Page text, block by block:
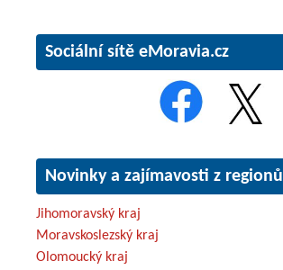
Sociální sítě eMoravia.cz
Novinky a zajímavosti z regionů
Jihomoravský kraj
Moravskoslezský kraj
Olomoucký kraj